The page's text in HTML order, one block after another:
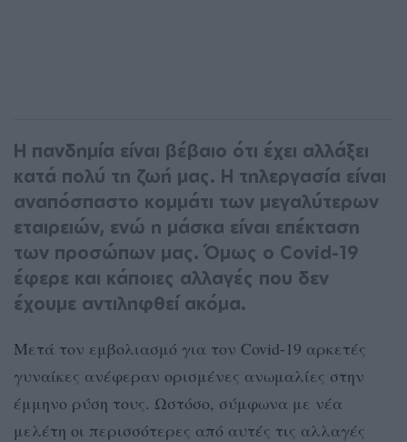
Η πανδημία είναι βέβαιο ότι έχει αλλάξει
κατά πολύ τη ζωή μας. Η τηλεργασία είναι
αναπόσπαστο κομμάτι των μεγαλύτερων
εταιρειών, ενώ η μάσκα είναι επέκταση
των προσώπων μας. Όμως ο Covid-19
έφερε και κάποιες αλλαγές που δεν
έχουμε αντιληφθεί ακόμα.
Μετά τον εμβολιασμό για τον Covid-19 αρκετές
γυναίκες ανέφεραν ορισμένες ανωμαλίες στην
έμμηνο ρύση τους. Ωστόσο, σύμφωνα με νέα
μελέτη οι περισσότερες από αυτές τις αλλαγές